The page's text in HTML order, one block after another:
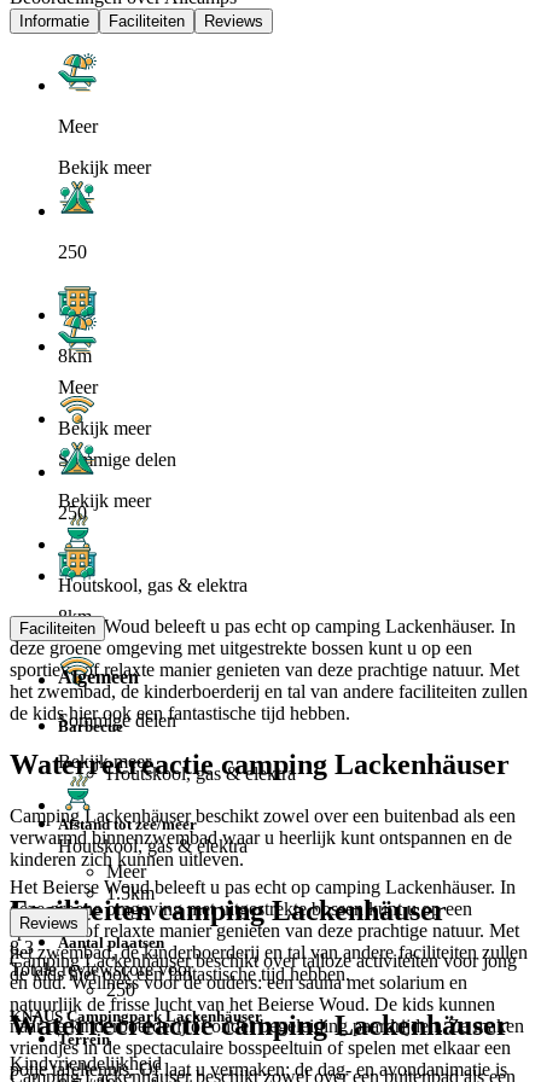
Informatie Faciliteiten Reviews
Meer
Bekijk meer
250
8km
Sommige delen
Bekijk meer
Houtskool, gas & elektra
Het Beierse Woud beleeft u pas echt op camping Lackenhäuser. In
deze groene omgeving met uitgestrekte bossen kunt u op een
sportieve of relaxte manier genieten van deze prachtige natuur. Met
het zwembad, de kinderboerderij en tal van andere faciliteiten zullen
de kids hier ook een fantastische tijd hebben.
Waterrecreactie camping Lackenhäuser
Camping Lackenhäuser beschikt zowel over een buitenbad als een
verwarmd binnenzwembad waar u heerlijk kunt ontspannen en de
kinderen zich kunnen uitleven.
Faciliteiten camping Lackenhäuser
Camping Lackenhäuser beschikt over talloze activiteiten voor jong
en oud. Wellness voor de ouders: een sauna met solarium en
natuurlijk de frisse lucht van het Beierse Woud. De kids kunnen
naar de kinderboerderij of onder begeleiding paardrijden. Ze maken
vriendjes in de spectaculaire bosspeeltuin of spelen met elkaar een
potje tafeltennis. Of laat u vermaken; de dag- en avondanimatie is
Meer
Bekijk meer
250
8km
Sommige delen
Bekijk meer
Houtskool, gas & elektra
Het Beierse Woud beleeft u pas echt op camping Lackenhäuser. In
deze groene omgeving met uitgestrekte bossen kunt u op een
sportieve of relaxte manier genieten van deze prachtige natuur. Met
het zwembad, de kinderboerderij en tal van andere faciliteiten zullen
de kids hier ook een fantastische tijd hebben.
Waterrecreactie camping Lackenhäuser
Camping Lackenhäuser beschikt zowel over een buitenbad als een
Faciliteiten
Algemeen
Barbecue
Houtskool, gas & elektra
Afstand tot zee/meer
Meer
1.5km
Aantal plaatsen
250
Terrein
Reviews
8.3
Totale reviewscore voor
KNAUS Campingpark Lackenhäuser
Kindvriendelijkheid